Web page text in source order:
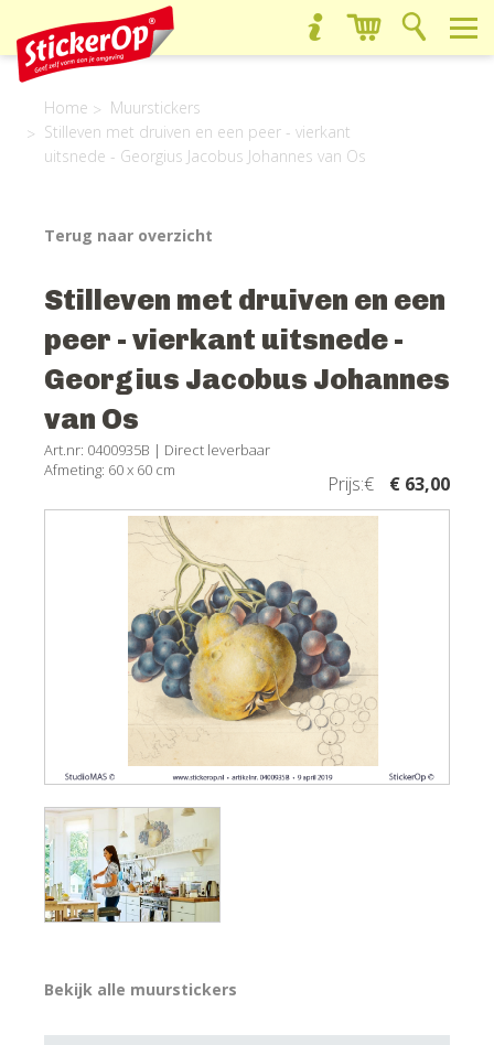
Home
Muurstickers
Stilleven met druiven en een peer - vierkant
uitsnede - Georgius Jacobus Johannes van Os
Terug naar overzicht
Stilleven met druiven en een
peer - vierkant uitsnede -
Georgius Jacobus Johannes
van Os
Art.nr: 0400935B | Direct leverbaar
Afmeting: 60 x 60 cm
Prijs:€ € 63,00
Bekijk alle muurstickers